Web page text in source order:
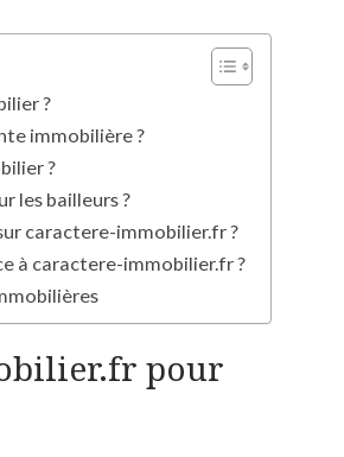
?
immobilière ?
?
les bailleurs ?
caractere-immobilier.fr ?
à caractere-immobilier.fr ?
pour